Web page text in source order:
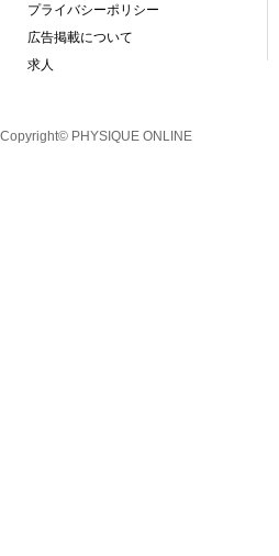
プライバシーポリシー
広告掲載について
求人
Copyright© PHYSIQUE ONLINE